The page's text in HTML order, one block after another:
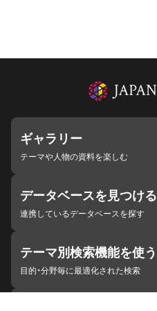
ギャラリー
テーマや人物の資料を楽しむ
データベースを見つける
連携しているデータベースを探す
テーマ別検索機能を使う
目的・分野毎に最適化された検索